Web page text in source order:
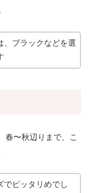
、ブラックなどを選
春〜秋辺りまで、こ
でピッタリめでし